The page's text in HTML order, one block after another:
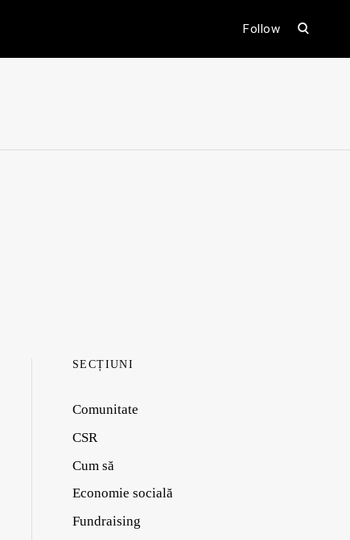
Follow
open
form
SECȚIUNI
Comunitate
CSR
Cum să
Economie socială
Fundraising